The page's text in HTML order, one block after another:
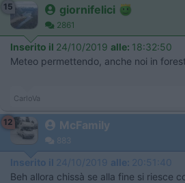
15 giornifelici
2861
Inserito il 24/10/2019 alle: 18:32:50
Meteo permettendo, anche noi in
CarloVa
12 McFamily
883
Inserito il 24/10/2019 alle: 20:51:40
Beh allora chissà se alla fine si riesce